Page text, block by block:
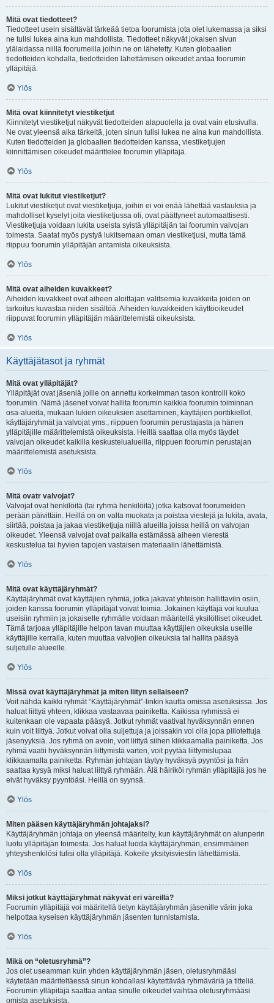
Mitä ovat tiedotteet?
Tiedotteet usein sisältävät tärkeää tietoa foorumista jota olet lukemassa ja siksi
ne tulisi lukea aina kun mahdollista. Tiedotteet näkyvät jokaisen sivun
ylälaidassa niillä foorumeilla joihin ne on lähetetty. Kuten globaalien
tiedotteiden kohdalla, tiedotteiden lähettämisen oikeudet antaa foorumin
ylläpitäjä.
Ylös
Mitä ovat kiinnitetyt viestiketjut
Kiinnitetyt viestiketjut näkyvät tiedotteiden alapuolella ja ovat vain etusivulla.
Ne ovat yleensä aika tärkeitä, joten sinun tulisi lukea ne aina kun mahdollista.
Kuten tiedotteiden ja globaalien tiedotteiden kanssa, viestiketjujen
kiinnittämisen oikeudet määrittelee foorumin ylläpitäjä.
Ylös
Mitä ovat lukitut viestiketjut?
Lukitut viestiketjut ovat viestiketjuja, joihin ei voi enää lähettää vastauksia ja
mahdolliset kyselyt joita viestiketjussa oli, ovat päättyneet automaattisesti.
Viestiketjuja voidaan lukita useista syistä ylläpitäjän tai foorumin valvojan
toimesta. Saatat myös pystyä lukitsemaan oman viestiketjusi, mutta tämä
riippuu foorumin ylläpitäjän antamista oikeuksista.
Ylös
Mitä ovat aiheiden kuvakkeet?
Aiheiden kuvakkeet ovat aiheen aloittajan valitsemia kuvakkeita joiden on
tarkoitus kuvastaa niiden sisältöä. Aiheiden kuvakkeiden käyttöoikeudet
riippuvat foorumin ylläpitäjän määrittelemistä oikeuksista.
Ylös
Käyttäjätasot ja ryhmät
Mitä ovat ylläpitäjät?
Ylläpitäjät ovat jäseniä joille on annettu korkeimman tason kontrolli koko
foorumiin. Nämä jäsenet voivat hallita foorumin kaikkia foorumin toiminnan
osa-alueita, mukaan lukien oikeuksien asettaminen, käyttäjien porttikiellot,
käyttäjäryhmät ja valvojat yms., riippuen foorumin perustajasta ja hänen
ylläpitäjille määrittelemistä oikeuksista. Heillä saattaa olla myös täydet
valvojan oikeudet kaikilla keskustelualueilla, riippuen foorumin perustajan
määrittelemistä asetuksista.
Ylös
Mitä ovatr valvojat?
Valvojat ovat henkilöitä (tai ryhmä henkilöitä) jotka katsovat foorumeiden
perään päivittäin. Heillä on on valta muokata ja poistaa viestejä ja lukita, avata,
siirtää, poistaa ja jakaa viestiketjuja niillä alueilla joissa heillä on valvojan
oikeudet. Yleensä valvojat ovat paikalla estämässä aiheen vierestä
keskustelua tai hyvien tapojen vastaisen materiaalin lähettämistä.
Ylös
Mitä ovat käyttäjäryhmät?
Käyttäjäryhmät ovat käyttäjien ryhmiä, jotka jakavat yhteisön hallittaviin osiin,
joiden kanssa foorumin ylläpitäjät voivat toimia. Jokainen käyttäjä voi kuulua
useisiin ryhmiin ja jokaiselle ryhmälle voidaan määritellä yksilölliset oikeudet.
Tämä tarjoaa ylläpitäjille helpon tavan muuttaa käyttäjien oikeuksia useille
käyttäjille kerralla, kuten muuttaa valvojien oikeuksia tai hallita pääsyä
suljetulle alueelle.
Ylös
Missä ovat käyttäjäryhmät ja miten liityn sellaiseen?
Voit nähdä kaikki ryhmät “Käyttäjäryhmät”-linkin kautta omissa asetuksissa. Jos
haluat liittyä yhteen, klikkaa vastaavaa painiketta. Kaikissa ryhmissä ei
kuitenkaan ole vapaata pääsyä. Jotkut ryhmät vaativat hyväksynnän ennen
kuin voit liittyä. Jotkut voivat olla suljettuja ja joissakin voi olla jopa piilotettuja
jäsenyyksiä. Jos ryhmä on avoin, voit liittyä siihen klikkaamalla painiketta. Jos
ryhmä vaatii hyväksynnän liittymistä varten, voit pyytää liittymislupaa
klikkaamalla painiketta. Ryhmän johtajan täytyy hyväksyä pyyntösi ja hän
saattaa kysyä miksi haluat liittyä ryhmään. Älä häiriköi ryhmän ylläpitäjiä jos he
eivät hyväksy pyyntöäsi. Heillä on syynsä.
Ylös
Miten pääsen käyttäjäryhmän johtajaksi?
Käyttäjäryhmän johtaja on yleensä määritelty, kun käyttäjäryhmät on alunperin
luotu ylläpitäjän toimesta. Jos haluat luoda käyttäjäryhmän, ensimmäinen
yhteyshenkilösi tulisi olla ylläpitäjä. Kokeile yksityisviestin lähettämistä.
Ylös
Miksi jotkut käyttäjäryhmät näkyvät eri väreillä?
Foorumin ylläpitäjä voi määritellä tietyn käyttäjäryhmän jäsenille värin joka
helpottaa kyseisen käyttäjäryhmän jäsenten tunnistamista.
Ylös
Mikä on “oletusryhmä”?
Jos olet useamman kuin yhden käyttäjäryhmän jäsen, oletusryhmääsi
käytetään määriteltäessä sinun kohdallasi käytettävää ryhmäväriä ja titteliä.
Foorumin ylläpitäjä saattaa antaa sinulle oikeudet vaihtaa oletusryhmääsi
omista asetuksista.